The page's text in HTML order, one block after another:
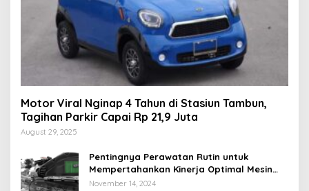
Motor Viral Nginap 4 Tahun di Stasiun Tambun,
Tagihan Parkir Capai Rp 21,9 Juta
August 29, 2025
Pentingnya Perawatan Rutin untuk
Mempertahankan Kinerja Optimal Mesin
Motor Matic Anda
November 14, 2024